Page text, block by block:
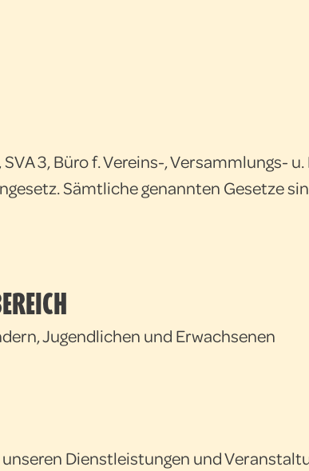
3, Büro f. Vereins-, Versammlungs-
Sämtliche genannten Gesetze
Jugendlichen und Erwachsenen
Dienstleistungen und